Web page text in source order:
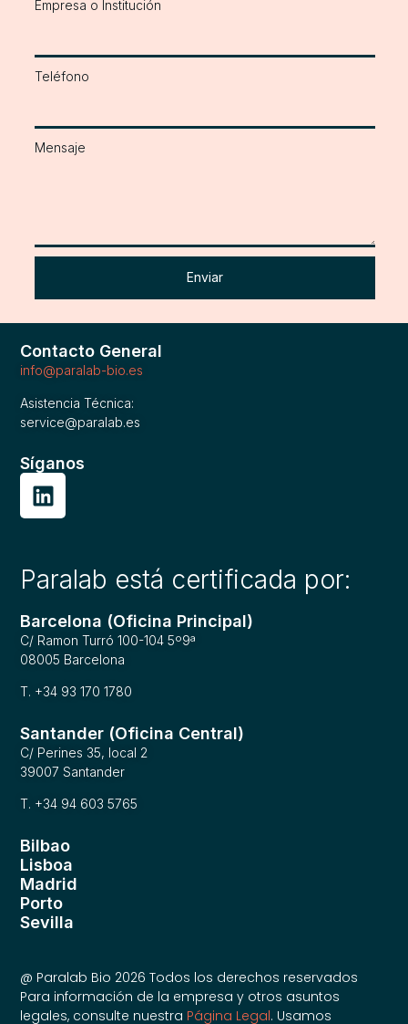
Empresa o Institución
Teléfono
Mensaje
Enviar
Contacto General
info@paralab-bio.es
Asistencia Técnica:
service@paralab.es
Síganos
Paralab está certificada por:
Barcelona (Oficina Principal)
C/ Ramon Turró 100-104 5º9ª
08005 Barcelona
T. +34 93 170 1780
Santander (Oficina Central)
C/ Perines 35, local 2
39007 Santander
T. +34 94 603 5765
Bilbao
Lisboa
Madrid
Porto
Sevilla
@ Paralab Bio 2026 Todos los derechos reservados
Para información de la empresa y otros asuntos
legales, consulte nuestra Página Legal. Usamos